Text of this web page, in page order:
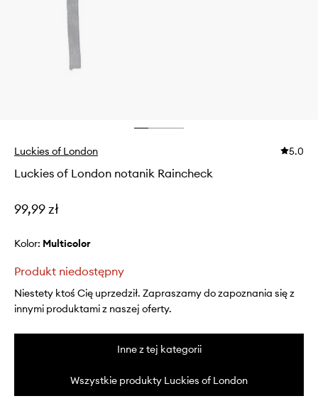
Luckies of London 5.0
Luckies of London notanik Raincheck
99,99 zł
Kolor: multicolor
Produkt niedostępny
Niestety ktoś Cię uprzedził. Zapraszamy do zapoznania się z
innymi produktami z naszej oferty.
Inne z tej kategorii
Wszystkie produkty Luckies of London